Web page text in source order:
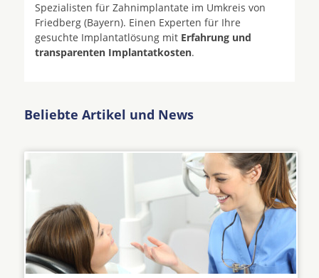
Spezialisten für Zahnimplantate im Umkreis von
Friedberg (Bayern). Einen Experten für Ihre
gesuchte Implantatlösung mit Erfahrung und
transparenten Implantatkosten.
Beliebte Artikel und News